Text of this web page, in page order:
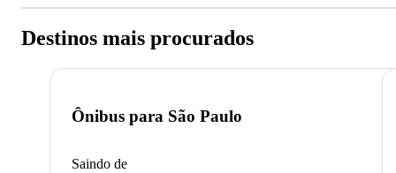
Destinos mais procurados
Ônibus para São Paulo
Saindo de